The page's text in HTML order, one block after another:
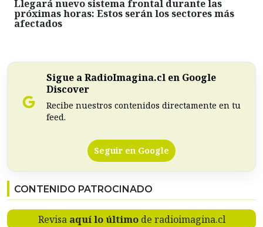
Llegará nuevo sistema frontal durante las
próximas horas: Estos serán los sectores más
afectados
Sigue a RadioImagina.cl en Google
Discover
Recibe nuestros contenidos directamente en tu
feed.
Seguir en Google
CONTENIDO PATROCINADO
Revisa aquí lo últimode radioimagina.cl